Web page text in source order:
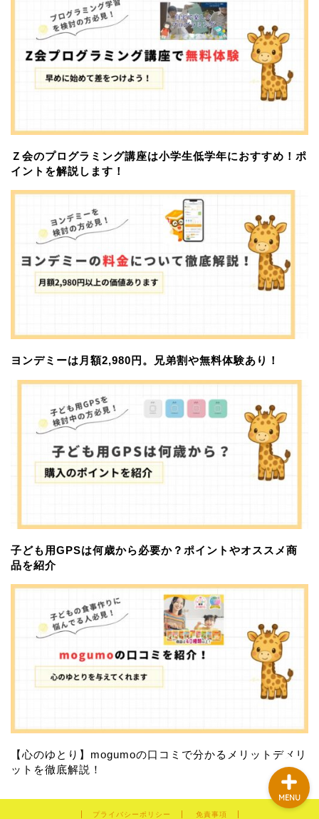
Ｚ会のプログラミング講座は小学生低学年におすすめ！ポ
イントを解説します！
ヨンデミーは月額2,980円。兄弟割や無料体験あり！
子ども用GPSは何歳から必要か？ポイントやオススメ商
品を紹介
【心のゆとり】mogumoの口コミで分かるメリットデメリ
ットを徹底解説！
プライバシーポリシー 免責事項
MENU
習い事
サブスクサービス
おすすめアイテム